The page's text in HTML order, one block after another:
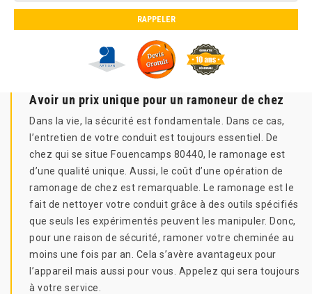
Avoir un prix unique pour un ramoneur de chez
Dans la vie, la sécurité est fondamentale. Dans ce cas,
l’entretien de votre conduit est toujours essentiel. De
chez qui se situe Fouencamps 80440, le ramonage est
d’une qualité unique. Aussi, le coût d’une opération de
ramonage de chez est remarquable. Le ramonage est le
fait de nettoyer votre conduit grâce à des outils spécifiés
que seuls les expérimentés peuvent les manipuler. Donc,
pour une raison de sécurité, ramoner votre cheminée au
moins une fois par an. Cela s’avère avantageux pour
l’appareil mais aussi pour vous. Appelez qui sera toujours
à votre service.